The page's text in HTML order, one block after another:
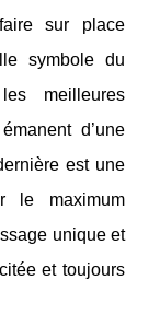
sur place
symbole du
meilleures
d’une
est une
le maximum
unique et
et toujours